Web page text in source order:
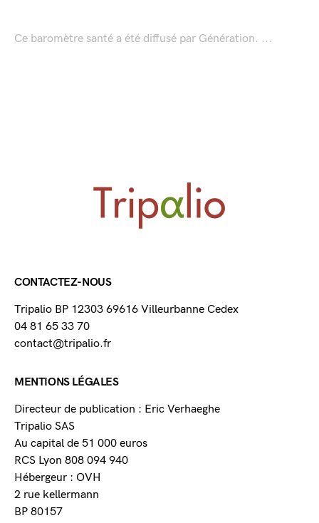
Ce baromètre santé a été diffusé par Génération. ...
CONTACTEZ-NOUS
Tripalio BP 12303 69616 Villeurbanne Cedex
04 81 65 33 70
contact@tripalio.fr
MENTIONS LÉGALES
Directeur de publication : Eric Verhaeghe
Tripalio SAS
Au capital de 51 000 euros
RCS Lyon 808 094 940
Hébergeur : OVH
2 rue kellermann
BP 80157